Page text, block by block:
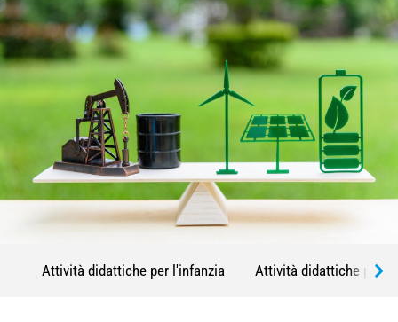
Attività didattiche per l'infanzia Attività didattiche per